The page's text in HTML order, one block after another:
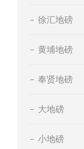
徐汇地磅
黄埔地磅
奉贤地磅
大地磅
小地磅